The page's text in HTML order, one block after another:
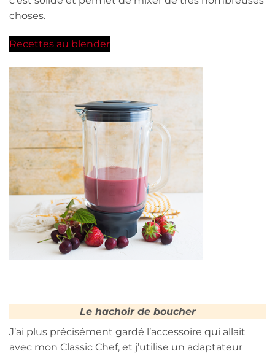
choses.
Recettes au blender
Le hachoir de boucher
J’ai plus précisément gardé l’accessoire qui allait
avec mon Classic Chef, et j’utilise un adaptateur